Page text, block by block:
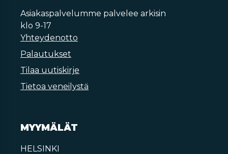
Asiakaspalvelumme palvelee arkisin
klo 9-17
Yhteydenotto
Palautukset
Tilaa uutiskirje
Tietoa veneilystä
MYYMÄLÄT
HELSINKI